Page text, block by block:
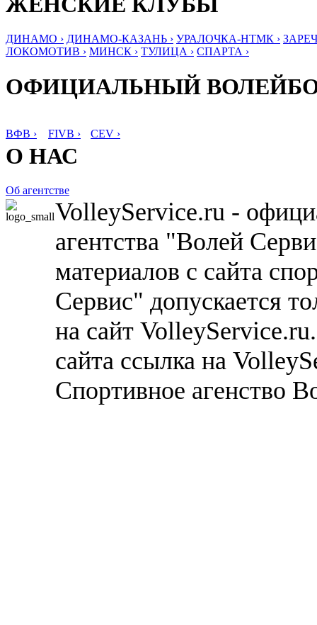
ДИНАМО › ДИНАМО-КАЗАНЬ › УРАЛОЧКА-НТМК ›
ЛОКОМОТИВ › МИНСК › ТУЛИЦА › СПАРТА ›
ОФИЦИАЛЬНЫЙ
ВФВ › FIVB › CEV ›
О НАС
Об агентстве
VolleyService.ru -
агентства "Волей
материалов с сайта
Сервис" допускается
на сайт
сайта ссылка на
Спортивное агенство